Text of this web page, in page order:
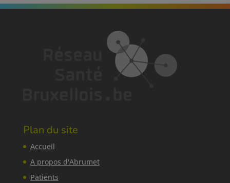
Plan du site
Accueil
A propos d'Abrumet
Patients